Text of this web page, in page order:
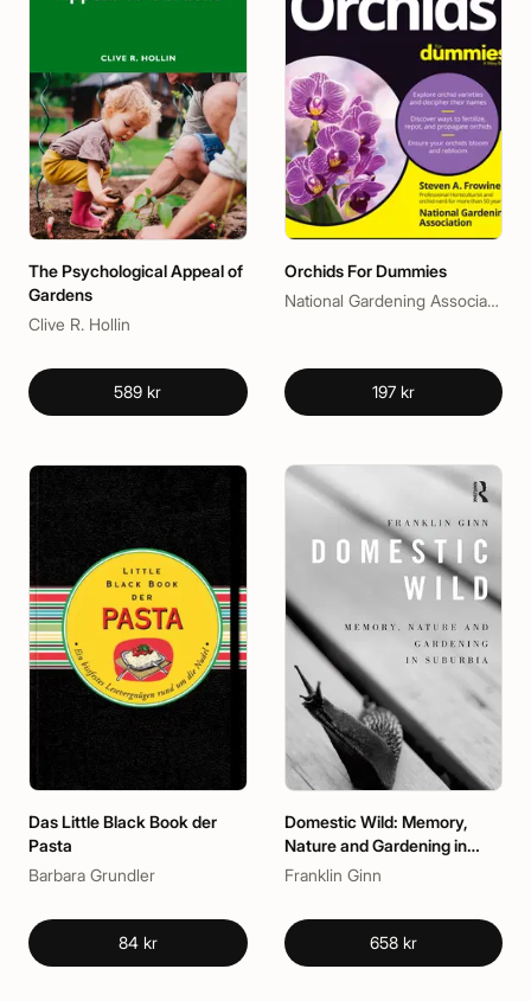
The Psychological Appeal of
Gardens
Clive R. Hollin
589 kr
Orchids For Dummies
National Gardening Association, Steven A. Frowine
197 kr
Das Little Black Book der
Pasta
Barbara Grundler
84 kr
Domestic Wild: Memory,
Nature and Gardening in
Suburbia
Franklin Ginn
658 kr